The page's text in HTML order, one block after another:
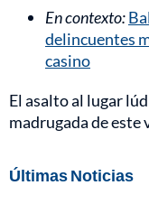
En contexto:
delincuentes
casino
El asalto al lugar
madrugada de este
Últimas Noticias